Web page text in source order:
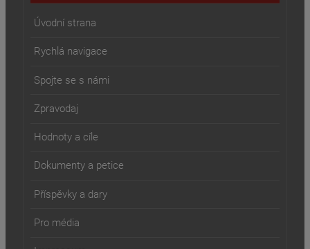
Úvodní strana
Rychlá navigace
Spojte se s námi
Zpravodaj
Hodnoty a cíle
Dokumenty a petice
Příspěvky a dary
Pro média